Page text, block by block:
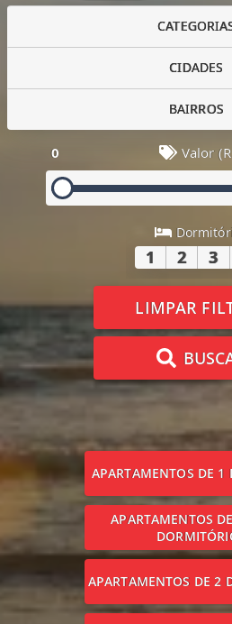
CIDADES
BAIRROS
0 Valor
1 2 3
LIMPAR
APARTAMENTOS DE 1
APARTAMENTOS
APARTAMENTOS DE 2